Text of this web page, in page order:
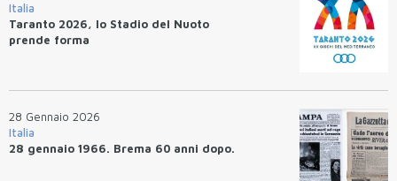
Italia
Taranto 2026, lo Stadio del Nuoto
prende forma
28 Gennaio 2026
Italia
28 gennaio 1966. Brema 60 anni dopo.